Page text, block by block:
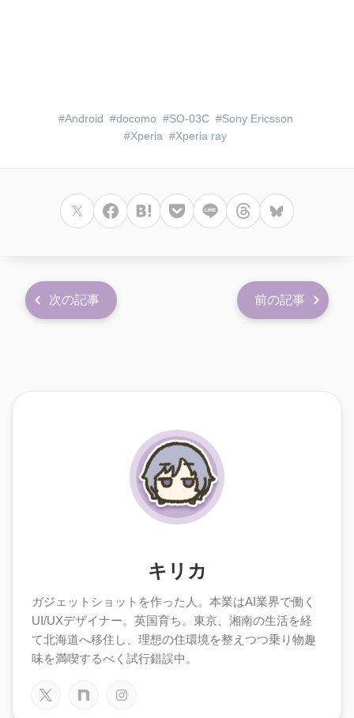
Android docomo SO-03C
Sony Ericsson
Xperia
Xperia ray
次の記事 前の記事
キリカ
ガジェットショットを作った人。本業はAI業界で働く
UI/UXデザイナー。英国育ち。東京、湘南の生活を経
て北海道へ移住し、理想の住環境を整えつつ乗り物趣
味を満喫するべく試行錯誤中。